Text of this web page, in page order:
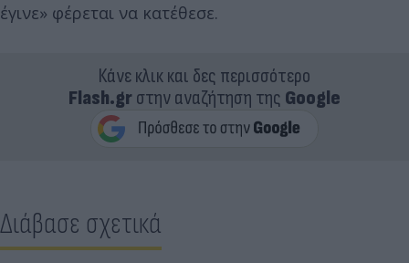
έγινε» φέρεται να κατέθεσε.
Κάνε κλικ και δες περισσότερο
Flash.grστην αναζήτηση της Google
Διάβασε σχετικά